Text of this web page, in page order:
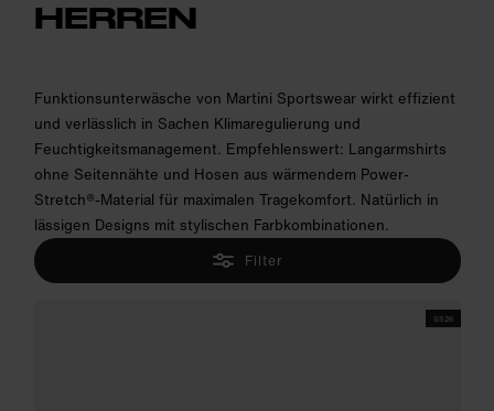
HERREN
Funktionsunterwäsche von Martini Sportswear wirkt effizient
und verlässlich in Sachen Klimaregulierung und
Feuchtigkeitsmanagement. Empfehlenswert: Langarmshirts
ohne Seitennähte und Hosen aus wärmendem Power-
Stretch®-Material für maximalen Tragekomfort. Natürlich in
lässigen Designs mit stylischen Farbkombinationen.
Filter
SS26